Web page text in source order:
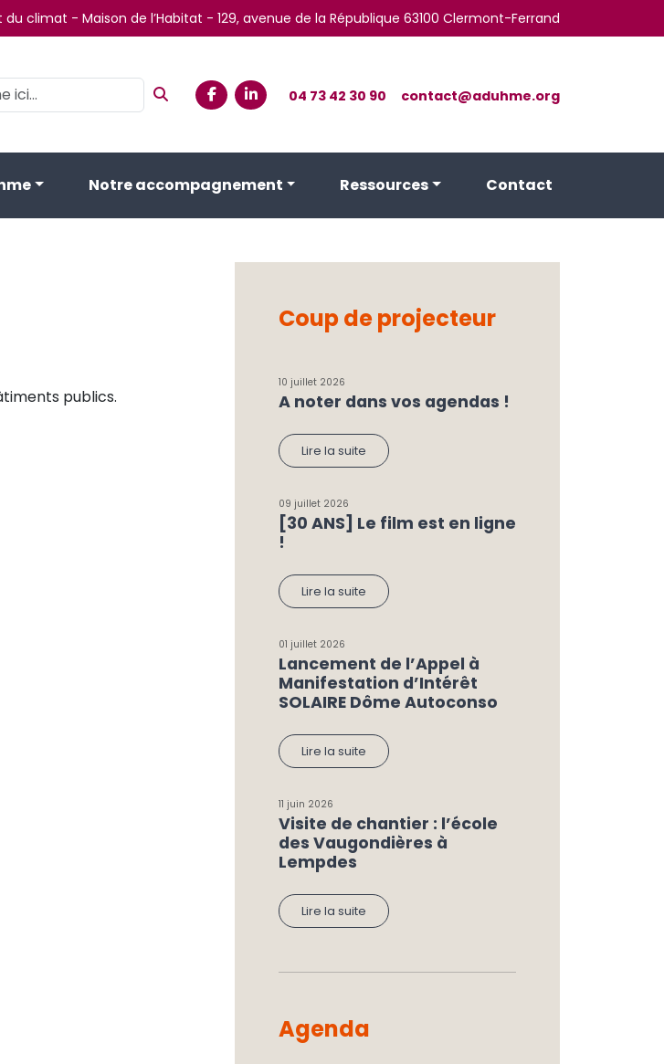
climat - Maison de l’Habitat - 129, avenue de la République 63100 Clermont-Ferrand
04 73 42 30 90 contact@aduhme.org
Notre accompagnement Ressources Contact
publics.
Coup de projecteur
10 juillet 2026
A noter dans vos agendas !
Lire la suite
09 juillet 2026
[30 ANS] Le film est en ligne
!
Lire la suite
01 juillet 2026
Lancement de l’Appel à
Manifestation d’Intérêt
SOLAIRE Dôme Autoconso
Lire la suite
11 juin 2026
Visite de chantier : l’école
des Vaugondières à
Lempdes
Lire la suite
Agenda